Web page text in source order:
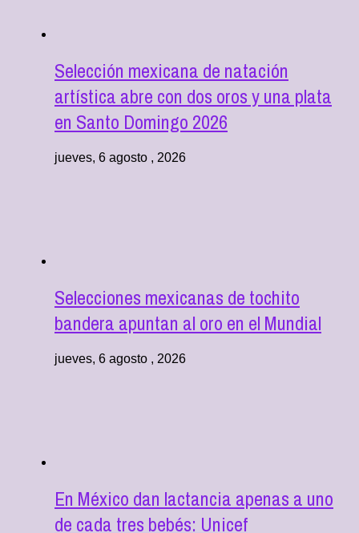
Selección mexicana de natación
artística abre con dos oros y una plata
en Santo Domingo 2026
jueves, 6 agosto , 2026
Selecciones mexicanas de tochito
bandera apuntan al oro en el Mundial
jueves, 6 agosto , 2026
En México dan lactancia apenas a uno
de cada tres bebés: Unicef